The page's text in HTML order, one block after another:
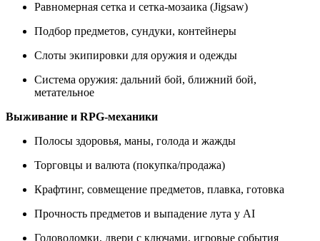
Равномерная сетка и сетка-мозаика (Jigsaw)
Подбор предметов, сундуки, контейнеры
Слоты экипировки для оружия и одежды
Система оружия: дальний бой, ближний бой,
метательное
Выживание и RPG-механики
Полосы здоровья, маны, голода и жажды
Торговцы и валюта (покупка/продажа)
Крафтинг, совмещение предметов, плавка, готовка
Прочность предметов и выпадение лута у AI
Головоломки, двери с ключами, игровые события